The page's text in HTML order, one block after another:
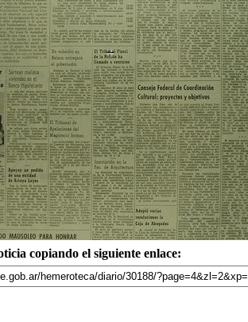
copiando el siguiente enlace: